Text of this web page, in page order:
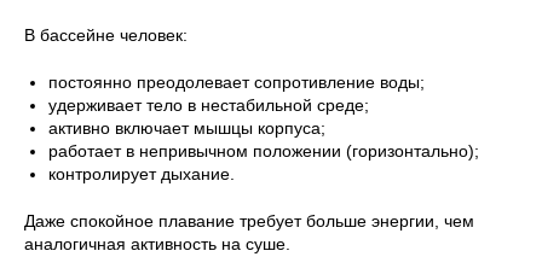
В бассейне человек:
постоянно преодолевает сопротивление воды;
удерживает тело в нестабильной среде;
активно включает мышцы корпуса;
работает в непривычном положении (горизонтально);
контролирует дыхание.
Даже спокойное плавание требует больше энергии, чем
аналогичная активность на суше.